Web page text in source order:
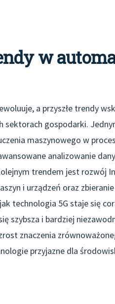
w
a przyszłe trendy
sektorach gospodarki.
maszynowego w
analizowanie
trendem jest rozwój
i urządzeń oraz
technologia 5G staje się
szybsza i bardziej
znaczenia
przyjazne dla